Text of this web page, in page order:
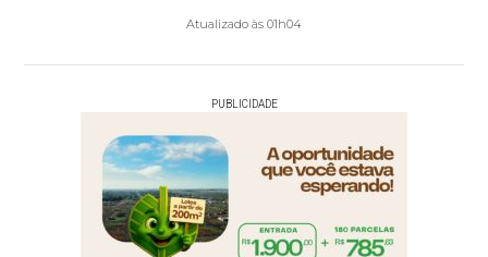
Atualizado às 01h04
PUBLICIDADE